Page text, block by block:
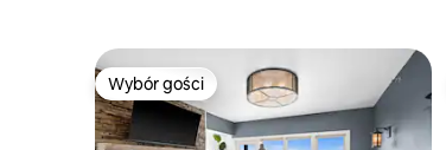
Wybór gości
Wybór gości